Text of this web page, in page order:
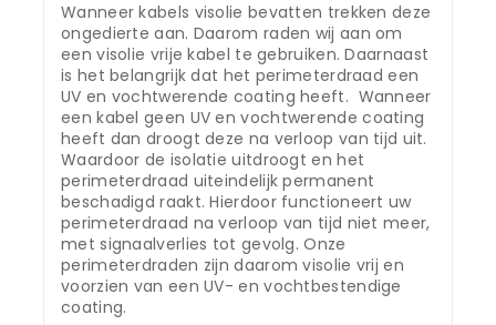
Wanneer kabels visolie bevatten trekken deze
ongedierte aan. Daarom raden wij aan om
een visolie vrije kabel te gebruiken. Daarnaast
is het belangrijk dat het perimeterdraad een
UV en vochtwerende coating heeft. Wanneer
een kabel geen UV en vochtwerende coating
heeft dan droogt deze na verloop van tijd uit.
Waardoor de isolatie uitdroogt en het
perimeterdraad uiteindelijk permanent
beschadigd raakt. Hierdoor functioneert uw
perimeterdraad na verloop van tijd niet meer,
met signaalverlies tot gevolg. Onze
perimeterdraden zijn daarom visolie vrij en
voorzien van een UV- en vochtbestendige
coating.